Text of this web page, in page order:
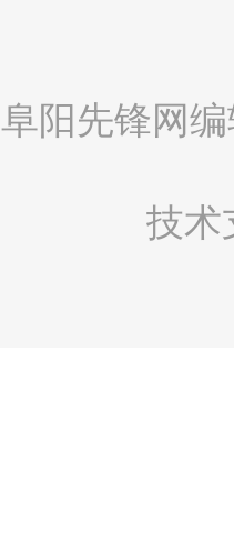
阜阳先锋网
技术